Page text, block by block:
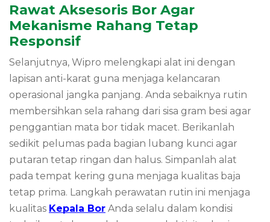
Rawat Aksesoris Bor Agar
Mekanisme Rahang Tetap
Responsif
Selanjutnya, Wipro melengkapi alat ini dengan
lapisan anti-karat guna menjaga kelancaran
operasional jangka panjang. Anda sebaiknya rutin
membersihkan sela rahang dari sisa gram besi agar
penggantian mata bor tidak macet. Berikanlah
sedikit pelumas pada bagian lubang kunci agar
putaran tetap ringan dan halus. Simpanlah alat
pada tempat kering guna menjaga kualitas baja
tetap prima. Langkah perawatan rutin ini menjaga
kualitas Kepala Bor Anda selalu dalam kondisi